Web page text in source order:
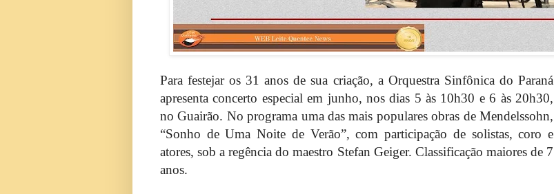
Para festejar os 31 anos de sua criação, a Orquestra Sinfônica do Paraná
apresenta concerto especial em junho, nos dias 5 às 10h30 e 6 às 20h30,
no Guairão. No programa uma das mais populares obras de Mendelssohn,
“Sonho de Uma Noite de Verão”, com participação de solistas, coro e
atores, sob a regência do maestro Stefan Geiger. Classificação maiores de 7
anos.